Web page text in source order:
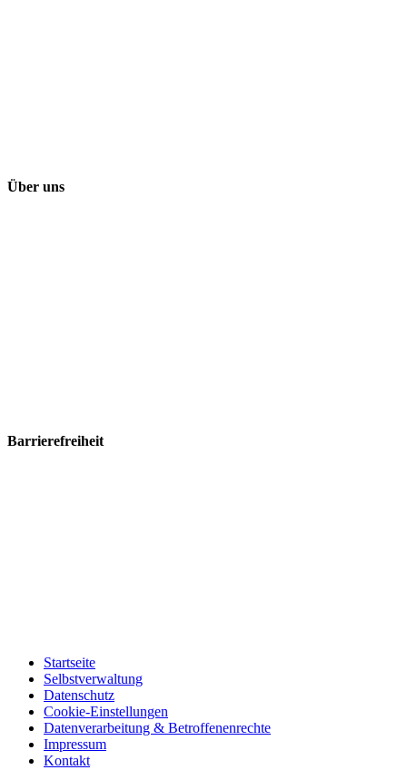
Über uns
Barrierefreiheit
Startseite
Selbstverwaltung
Datenschutz
Cookie-Einstellungen
Datenverarbeitung & Betroffenenrechte
Impressum
Kontakt